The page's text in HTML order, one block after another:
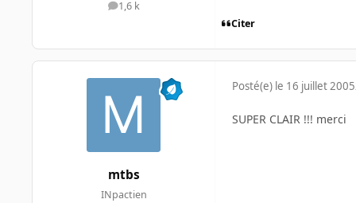
1,6 k
messages
Citer
mtbs
INpactien
Posté(e) le 16 juillet 2005
SUPER CLAIR !!! merci